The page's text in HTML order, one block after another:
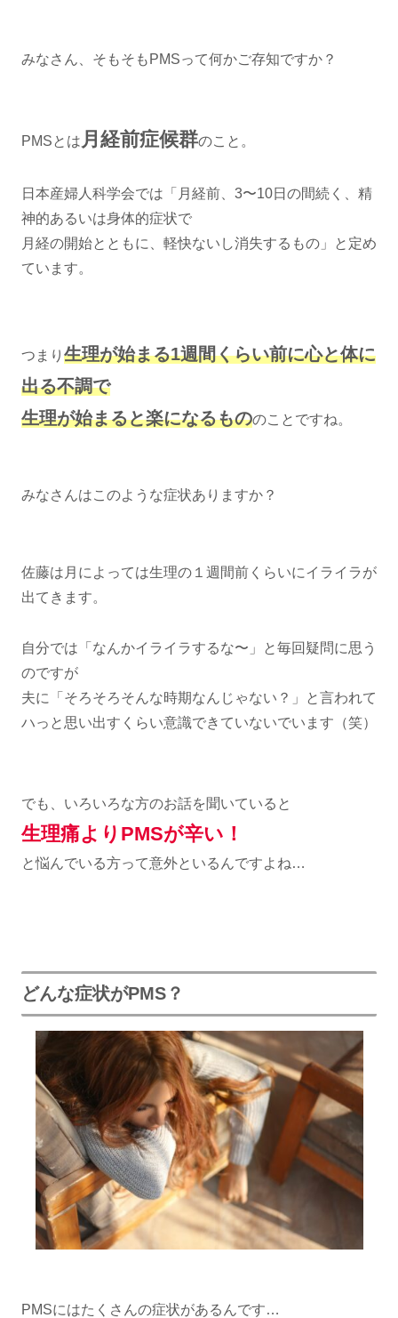
みなさん、そもそもPMSって何かご存知ですか？
PMSとは 月経前症候群のこと。
日本産婦人科学会では「月経前、3〜10日の間続く、精
神的あるいは身体的症状で
月経の開始とともに、軽快ないし消失するもの」と定め
ています。
つまり 生理が始まる1週間くらい前に心と体に
出る不調で
生理が始まると楽になるもののことですね。
みなさんはこのような症状ありますか？
佐藤は月によっては生理の１週間前くらいにイライラが
出てきます。
自分では「なんかイライラするな〜」と毎回疑問に思う
のですが
夫に「そろそろそんな時期なんじゃない？」と言われて
ハっと思い出すくらい意識できていないでいます（笑）
でも、いろいろな方のお話を聞いていると
生理痛よりPMSが辛い！
と悩んでいる方って意外といるんですよね…
どんな症状がPMS？
PMSにはたくさんの症状があるんです…